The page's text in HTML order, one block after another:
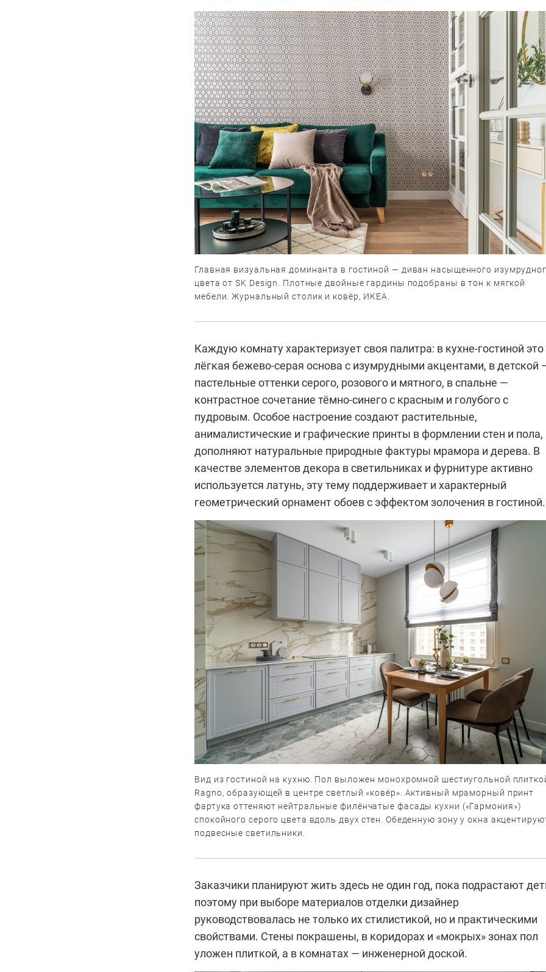
Главная визуальная доминанта в гостиной — диван насыщенного
цвета от SK Design. Плотные двойные гардины подобраны в тон к мягкой
мебели. Журнальный столик и ковёр, ИКЕА.
Каждую комнату характеризует своя палитра: в кухне-гостиной это
лёгкая бежево-серая основа с изумрудными акцентами, в детской
пастельные оттенки серого, розового и мятного, в спальне —
контрастное сочетание тёмно-синего с красным и голубого с
пудровым. Особое настроение создают растительные,
анималистические и графические принты в формлении стен и пола,
дополняют натуральные природные фактуры мрамора и дерева. В
качестве элементов декора в светильниках и фурнитуре активно
используется латунь, эту тему поддерживает и характерный
геометрический орнамент обоев с эффектом золочения в гостиной.
Вид из гостиной на кухню. Пол выложен монохромной шестиугольной
Ragno, образующей в центре светлый «ковёр». Активный мраморный принт
фартука оттеняют нейтральные филёнчатые фасады кухни («Гармония»)
спокойного серого цвета вдоль двух стен. Обеденную зону у окна
подвесные светильники.
Заказчики планируют жить здесь не один год, пока подрастают
поэтому при выборе материалов отделки дизайнер
руководствовалась не только их стилистикой, но и практическими
свойствами. Стены покрашены, в коридорах и «мокрых» зонах пол
уложен плиткой, а в комнатах — инженерной доской.